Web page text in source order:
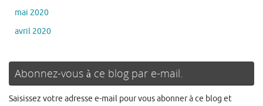
mai 2020
avril 2020
Abonnez-vous à ce blog par e-mail.
Saisissez votre adresse e-mail pour vous abonner à ce blog et